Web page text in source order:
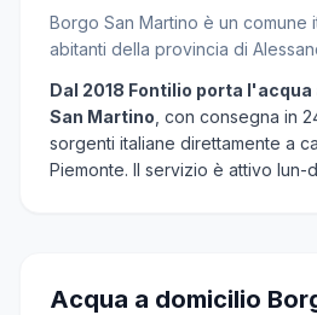
Borgo San Martino è un comune
abitanti della provincia di
Dal 2018 Fontilio porta
San Martino , con consegna in
sorgenti italiane direttamente a
Piemonte. Il servizio è attivo lun-
Acqua a domicilio